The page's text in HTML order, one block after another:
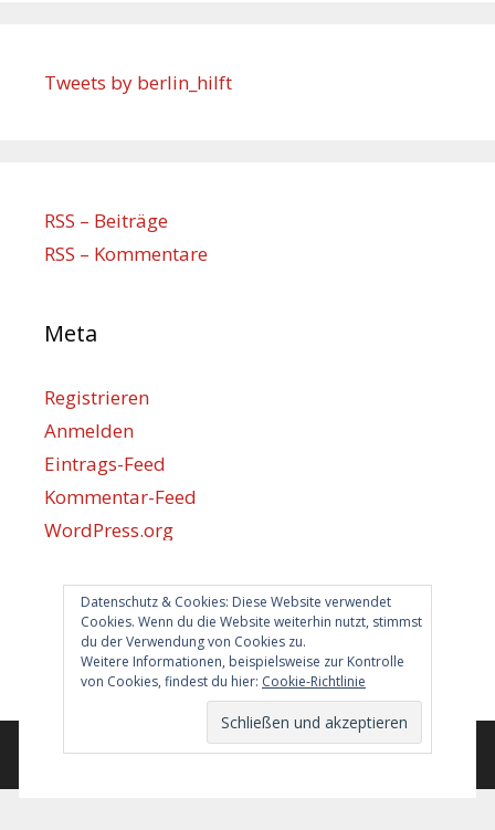
Datenschutz & Cookies: Diese Website verwendet
Cookies. Wenn du die Website weiterhin nutzt, stimmst
du der Verwendung von Cookies zu.
Weitere Informationen, beispielsweise zur Kontrolle
von Cookies, findest du hier: Cookie-Richtlinie
Tweets by berlin_hilft
RSS – Beiträge
RSS – Kommentare
Meta
Registrieren
Anmelden
Eintrags-Feed
Kommentar-Feed
WordPress.org
Berlin hilft
info@berlin-hilft.com
© 2026 Berlin hilft!• Erstellt mitGeneratePress